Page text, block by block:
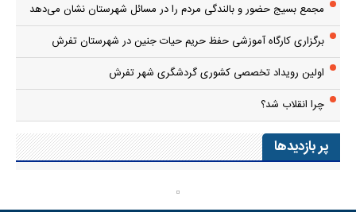
مجمع بسیج حضور و بالندگی مردم را در مسائل شهرستان نشان می‌دهد
برگزاری کارگاه آموزشی حفظ حریم حیات جنین در شهرستان تفرش
اولین رویداد تخصصی کشوری گردشگری شهر تفرش
چرا انقلاب شد؟
پر بازدیدها